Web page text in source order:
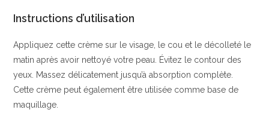
Instructions d’utilisation
Appliquez cette crème sur le visage, le cou et le décolleté le
matin après avoir nettoyé votre peau. Évitez le contour des
yeux. Massez délicatement jusqu’à absorption complète.
Cette crème peut également être utilisée comme base de
maquillage.